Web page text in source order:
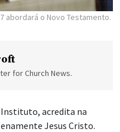
abordará o Novo Testamento.
for Church News.
Instituto, acredita na
Jesus Cristo.